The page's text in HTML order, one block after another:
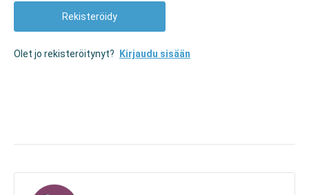
Rekisteröidy
Olet jo rekisteröitynyt? Kirjaudu sisään